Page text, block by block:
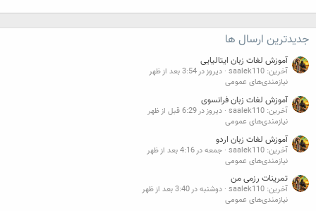
جدیدترین ارسال ها
آموزش لغات زبان ایتالیایی
آخرین: saalek110
دیروز در 3:54 بعد از ظهر
نیازمندی‌های عمومی
آموزش لغات زبان فرانسوی
آخرین: saalek110
دیروز در 6:29 قبل از ظهر
نیازمندی‌های عمومی
آموزش لغات زبان اردو
آخرین: saalek110
جمعه در 4:16 بعد از ظهر
نیازمندی‌های عمومی
تمرینات رزمی من
آخرین: saalek110
دوشنبه در 3:40 بعد از ظهر
نیازمندی‌های عمومی